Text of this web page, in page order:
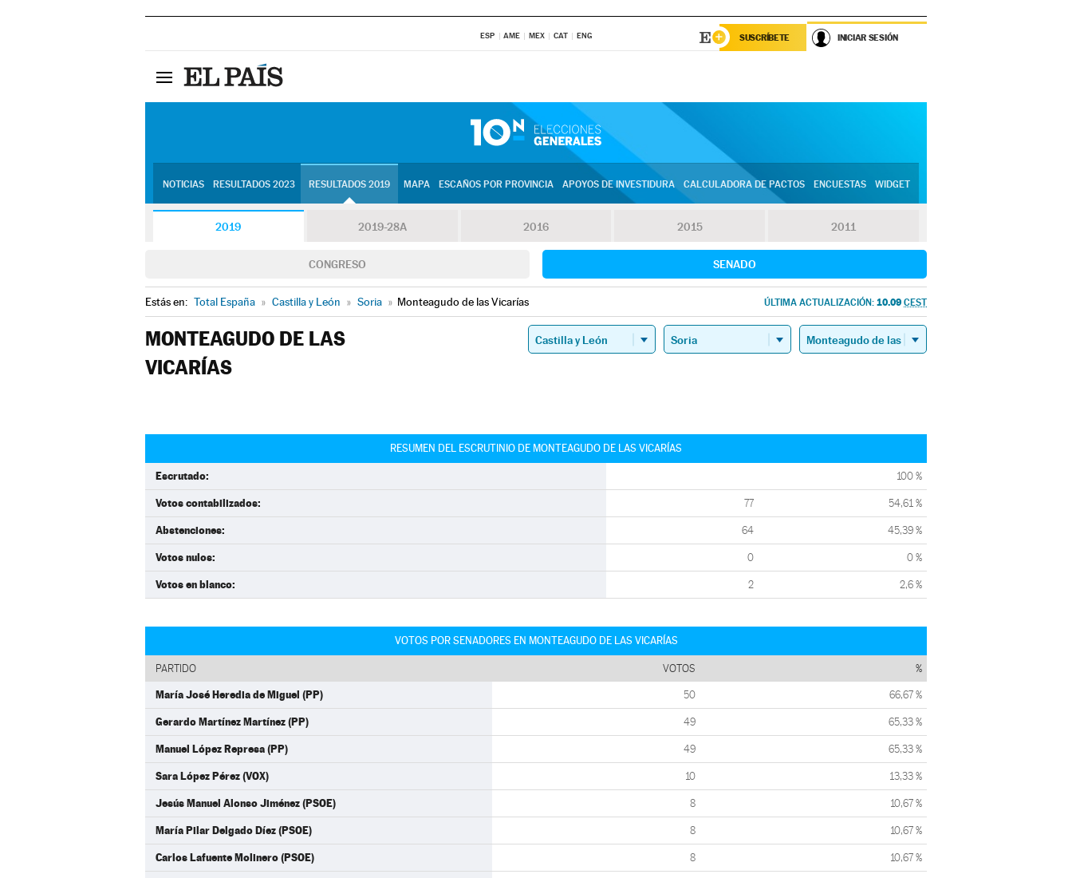
ESP AME MEX CAT ENG SUSCRÍBETE INICIAR SESIÓN
NOTICIAS RESULTADOS 2023 RESULTADOS 2019 MAPA ESCAÑOS POR PROVINCIA APOYOS DE INVESTIDURA CALCULADORA DE PACTOS ENCUESTAS WIDGET
2019 2019-28A 2016 2015 2011
CONGRESO SENADO
Estás en: Total España » Castilla y León » Soria » Monteagudo de las Vicarías ÚLTIMA ACTUALIZACIÓN: 10.09 CEST
MONTEAGUDO DE LAS
VICARÍAS
RESUMEN DEL ESCRUTINIO DE MONTEAGUDO DE LAS VICARÍAS
Escrutado: 100 %
Votos contabilizados: 77 54,61 %
Abstenciones: 64 45,39 %
Votos nulos: 0 0 %
Votos en blanco: 2 2,6 %
VOTOS POR SENADORES EN MONTEAGUDO DE LAS VICARÍAS
PARTIDO VOTOS %
María José Heredia de Miguel (PP) 50 66,67 %
Gerardo Martínez Martínez (PP) 49 65,33 %
Manuel López Represa (PP) 49 65,33 %
Sara López Pérez (VOX) 10 13,33 %
Jesús Manuel Alonso Jiménez (PSOE) 8 10,67 %
María Pilar Delgado Díez (PSOE) 8 10,67 %
Carlos Lafuente Molinero (PSOE) 8 10,67 %